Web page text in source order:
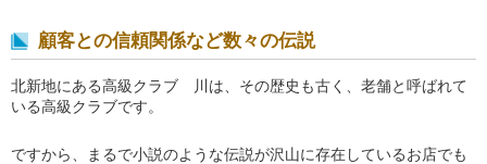
顧客との信頼関係など数々の伝説
北新地にある高級クラブ 川は、その歴史も古く、老舗と呼ばれて
いる高級クラブです。
ですから、まるで小説のような伝説が沢山に存在しているお店でも